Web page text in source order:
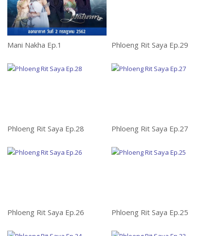
Mani Nakha Ep.1 Phloeng Rit Saya Ep.29
Phloeng Rit Saya Ep.28 Phloeng Rit Saya Ep.27
Phloeng Rit Saya Ep.26 Phloeng Rit Saya Ep.25